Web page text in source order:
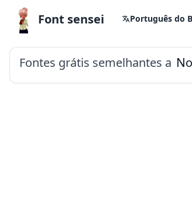
Font sensei Português do
Fontes grátis semelhantes a